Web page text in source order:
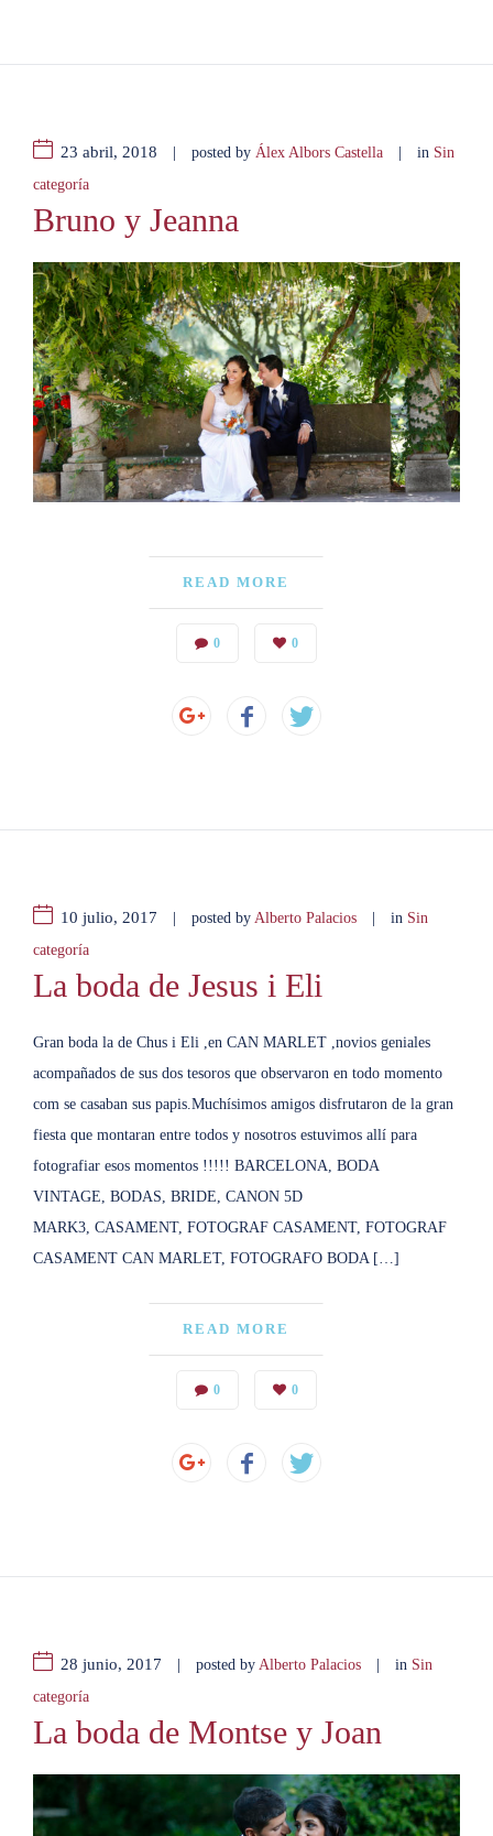
23 abril, 2018 | posted by Álex Albors Castella | in Sin
categoría
Bruno y Jeanna
READ MORE
0 0
10 julio, 2017 | posted by Alberto Palacios | in Sin
categoría
La boda de Jesus i Eli
Gran boda la de Chus i Eli ,en CAN MARLET ,novios geniales
acompañados de sus dos tesoros que observaron en todo momento
com se casaban sus papis.Muchísimos amigos disfrutaron de la gran
fiesta que montaran entre todos y nosotros estuvimos allí para
fotografiar esos momentos !!!!! BARCELONA, BODA
VINTAGE, BODAS, BRIDE, CANON 5D
MARK3, CASAMENT, FOTOGRAF CASAMENT, FOTOGRAF
CASAMENT CAN MARLET, FOTOGRAFO BODA […]
READ MORE
0 0
28 junio, 2017 | posted by Alberto Palacios | in Sin
categoría
La boda de Montse y Joan